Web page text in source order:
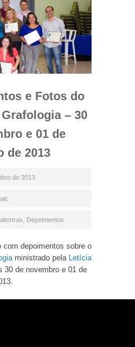
e Fotos do
– 30
e 01 de
de 2013
de 2013
Depoimentos
depoimentos sobre o
ministrado pela Letícia
30 de novembro e 01 de